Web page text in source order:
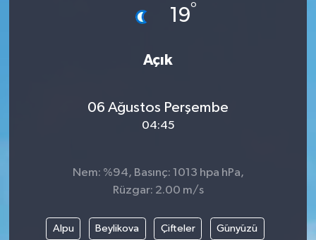
19°
Açık
06 Ağustos Perşembe
04:45
Nem: %94, Basınç: 1013 hpa hPa,
Rüzgar: 2.00 m/s
Alpu Beylikova Çifteler Günyüzü